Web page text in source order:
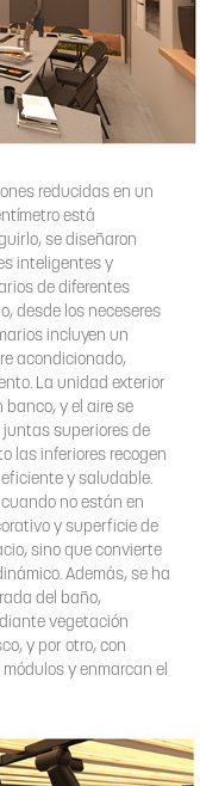
reducidas en un
está
se diseñaron
inteligentes y
de diferentes
desde los neceseres
incluyen un
acondicionado,
La unidad exterior
y el aire se
superiores de
las inferiores recogen
y saludable.
no están en
y superficie de
sino que convierte
Además, se ha
del baño,
vegetación
y por otro, con
y enmarcan el